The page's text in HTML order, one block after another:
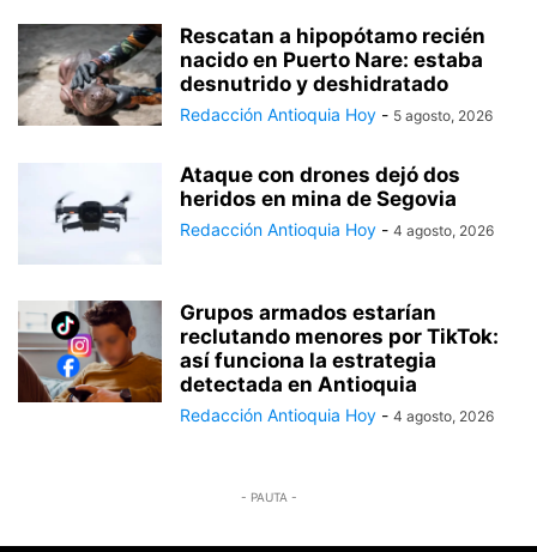
Rescatan a hipopótamo recién
nacido en Puerto Nare: estaba
desnutrido y deshidratado
Redacción Antioquia Hoy - 5 agosto, 2026
Ataque con drones dejó dos
heridos en mina de Segovia
Redacción Antioquia Hoy - 4 agosto, 2026
Grupos armados estarían
reclutando menores por TikTok:
así funciona la estrategia
detectada en Antioquia
Redacción Antioquia Hoy - 4 agosto, 2026
- PAUTA -